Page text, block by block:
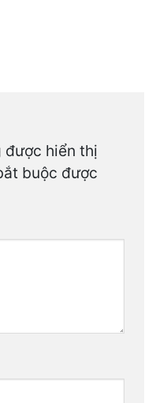
được hiển thị
buộc được